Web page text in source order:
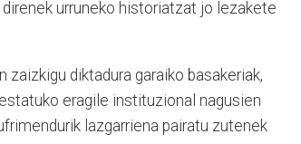
urruneko historiatzat jo lezakete
diktadura garaiko basakeriak,
eragile instituzional nagusien
lazgarriena pairatu zutenek